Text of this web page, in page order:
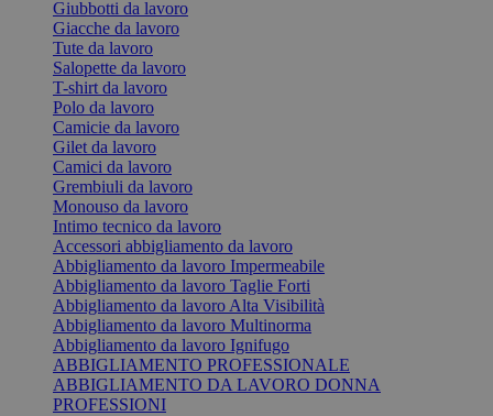
Giubbotti da lavoro
Giacche da lavoro
Tute da lavoro
Salopette da lavoro
T-shirt da lavoro
Polo da lavoro
Camicie da lavoro
Gilet da lavoro
Camici da lavoro
Grembiuli da lavoro
Monouso da lavoro
Intimo tecnico da lavoro
Accessori abbigliamento da lavoro
Abbigliamento da lavoro Impermeabile
Abbigliamento da lavoro Taglie Forti
Abbigliamento da lavoro Alta Visibilità
Abbigliamento da lavoro Multinorma
Abbigliamento da lavoro Ignifugo
ABBIGLIAMENTO PROFESSIONALE
ABBIGLIAMENTO DA LAVORO DONNA
PROFESSIONI